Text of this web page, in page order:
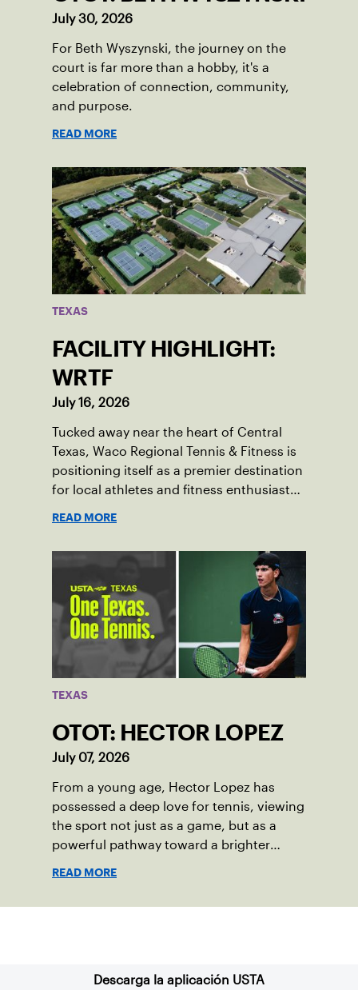
July 30, 2026
For Beth Wyszynski, the journey on the
court is far more than a hobby, it's a
celebration of connection, community,
and purpose.
READ MORE
TEXAS
FACILITY HIGHLIGHT:
WRTF
July 16, 2026
Tucked away near the heart of Central
Texas, Waco Regional Tennis & Fitness is
positioning itself as a premier destination
for local athletes and fitness enthusiasts
READ MORE
TEXAS
OTOT: HECTOR LOPEZ
July 07, 2026
From a young age, Hector Lopez has
possessed a deep love for tennis, viewing
the sport not just as a game, but as a
powerful pathway toward a brighter
READ MORE
Descarga la aplicación USTA